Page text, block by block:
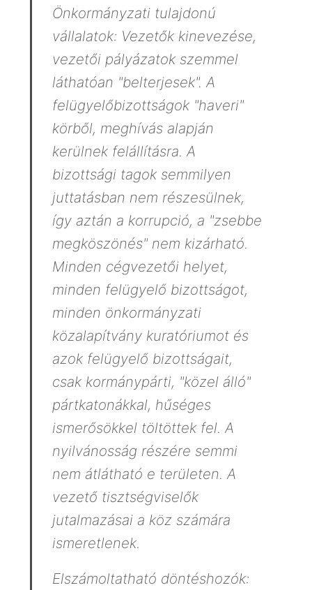
Önkormányzati tulajdonú
vállalatok: Vezetők kinevezése,
vezetői pályázatok szemmel
láthatóan "belterjesek". A
felügyelőbizottságok "haveri"
körből, meghívás alapján
kerülnek felállításra. A
bizottsági tagok semmilyen
juttatásban nem részesülnek,
így aztán a korrupció, a "zsebbe
megköszönés" nem kizárható.
Minden cégvezetői helyet,
minden felügyelő bizottságot,
minden önkormányzati
közalapítvány kuratóriumot és
azok felügyelő bizottságait,
csak kormánypárti, "közel álló"
pártkatonákkal, hűséges
ismerősökkel töltöttek fel. A
nyilvánosság részére semmi
nem átlátható e területen. A
vezető tisztségviselők
jutalmazásai a köz számára
ismeretlenek.
Elszámoltatható döntéshozók: